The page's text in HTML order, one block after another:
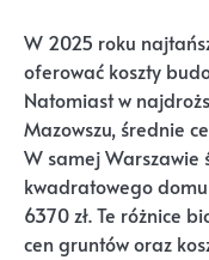
W 2025 roku
oferować koszty
Natomiast w
Mazowszu, średnie
W samej Warszawie
kwadratowego
6370 zł. Te różnice
cen gruntów oraz